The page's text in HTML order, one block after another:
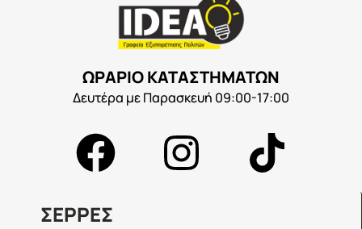
ΩΡΑΡΙΟ ΚΑΤΑΣΤΗΜΑΤΩΝ
Δευτέρα με Παρασκευή 09:00-17:00
ΣΕΡΡΕΣ